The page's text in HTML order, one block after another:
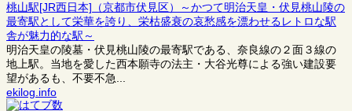
桃山駅[JR西日本]（京都市伏見区）～かつて明治天皇・伏見桃山陵の
最寄駅として栄華を誇り、栄枯盛衰の哀愁感を漂わせるレトロな駅
舎が魅力的な駅～
明治天皇の陵墓・伏見桃山陵の最寄駅である、奈良線の２面３線の
地上駅。当地を愛した西本願寺の法主・大谷光尊による強い建設要
望があるも、不要不急...
ekilog.info